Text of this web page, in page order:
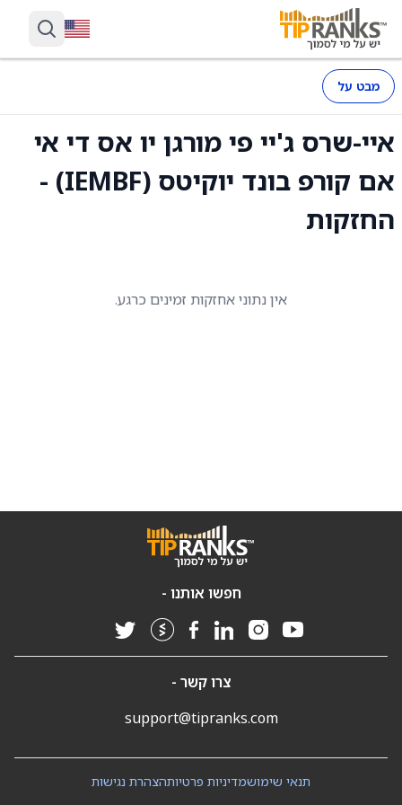
מבט על
איי-שרס ג'יי פי מורגן יו אס די אי
אם קורפ בונד יוקיטס (IEMBF) -
החזקות
אין נתוני אחזקות זמינים כרגע.
חפשו אותנו -
צרו קשר -
support@tipranks.com
הצהרת נגישותמדיניות פרטיותתנאי שימוש